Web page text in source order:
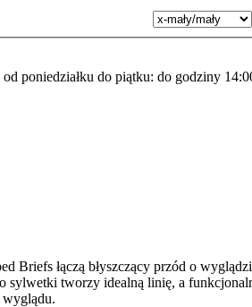
poniedziałku do piątku: do godziny
Briefs łączą błyszczący przód o
sylwetki tworzy idealną linię, a
wyglądu.